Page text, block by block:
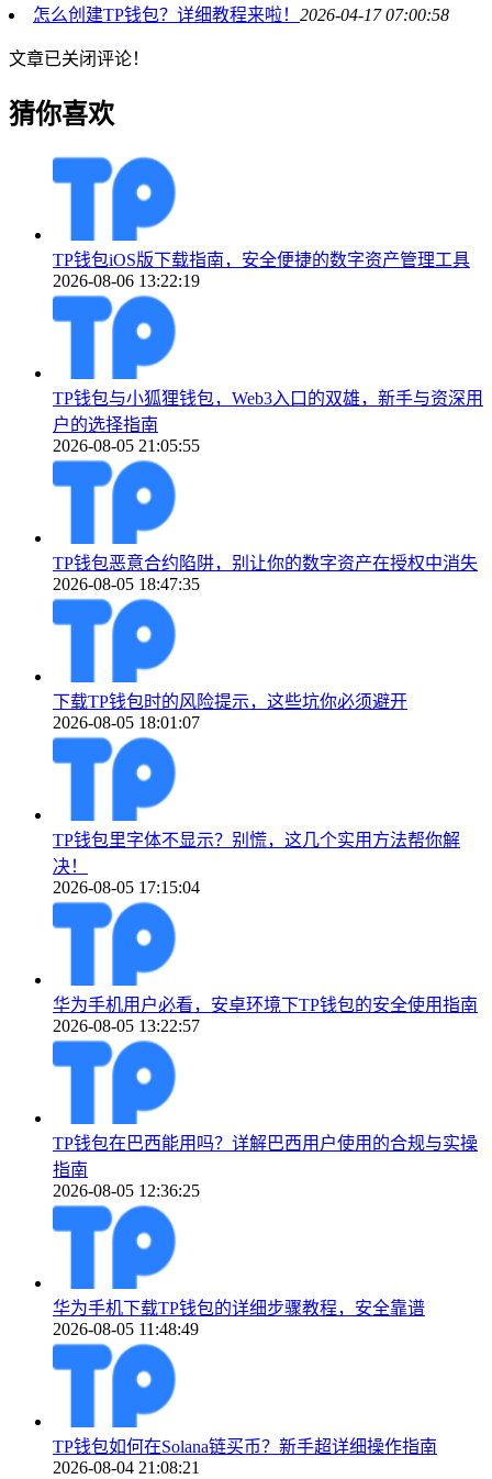
怎么创建TP钱包？详细教程来啦！ 2026-04-17 07:00:58
文章已关闭评论！
猜你喜欢
TP钱包iOS版下载指南，安全便捷的数字资产管理工具
2026-08-06 13:22:19
TP钱包与小狐狸钱包，Web3入口的双雄，新手与资深用
户的选择指南
2026-08-05 21:05:55
TP钱包恶意合约陷阱，别让你的数字资产在授权中消失
2026-08-05 18:47:35
下载TP钱包时的风险提示，这些坑你必须避开
2026-08-05 18:01:07
TP钱包里字体不显示？别慌，这几个实用方法帮你解
决！
2026-08-05 17:15:04
华为手机用户必看，安卓环境下TP钱包的安全使用指南
2026-08-05 13:22:57
TP钱包在巴西能用吗？详解巴西用户使用的合规与实操
指南
2026-08-05 12:36:25
华为手机下载TP钱包的详细步骤教程，安全靠谱
2026-08-05 11:48:49
TP钱包如何在Solana链买币？新手超详细操作指南
2026-08-04 21:08:21